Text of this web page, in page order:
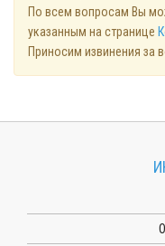
По всем вопросам Вы
указанным на странице
Приносим извинения за